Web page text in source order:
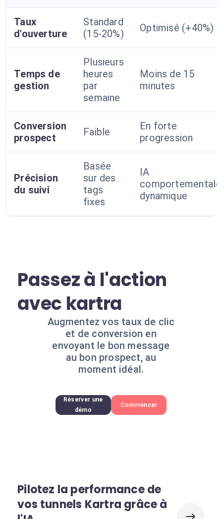
Taux
d'ouverture
Standard
(15-20%)
Optimisé (+40%)
Temps de
gestion
Plusieurs
heures
par
semaine
Moins de 15
minutes
Conversion
prospect
Faible
En forte
progression
Précision
du suivi
Basée
sur des
tags
fixes
IA
comportementale
dynamique
Passez à l'action
avec kartra
Augmentez vos taux de clic
et de conversion en
envoyant le bon message
au bon prospect, au
moment idéal.
Réserver une
démo
Commencer
Pilotez la performance de
vos tunnels Kartra grâce à